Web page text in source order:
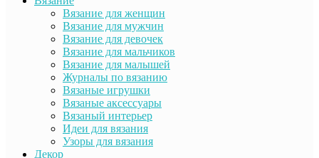
Вязание для женщин
Вязание для мужчин
Вязание для девочек
Вязание для мальчиков
Вязание для малышей
Журналы по вязанию
Вязаные игрушки
Вязаные аксессуары
Вязаный интерьер
Идеи для вязания
Узоры для вязания
Декор